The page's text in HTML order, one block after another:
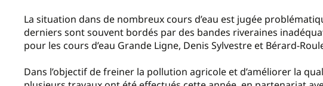
La situation dans de nombreux cours d’eau est jugée
derniers sont souvent bordés par des bandes riveraines
pour les cours d’eau Grande Ligne, Denis Sylvestre et Bérard-
Dans l’objectif de freiner la pollution agricole et d’améliorer la